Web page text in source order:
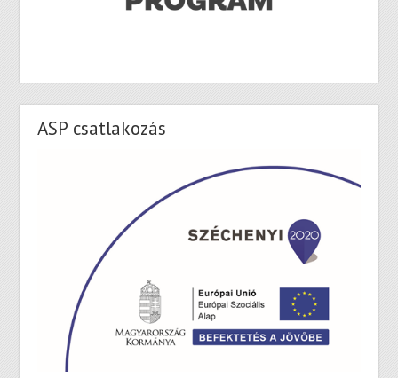
ASP csatlakozás